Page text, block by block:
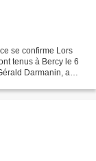
se confirme Lors
tenus à Bercy le 6
Darmanin, a